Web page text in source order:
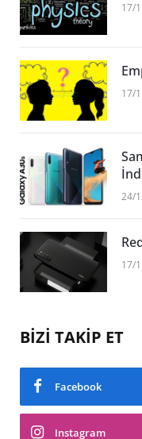
17/
17/
24/
17/
BİZİ TAKİP ET
Facebook
Instagram